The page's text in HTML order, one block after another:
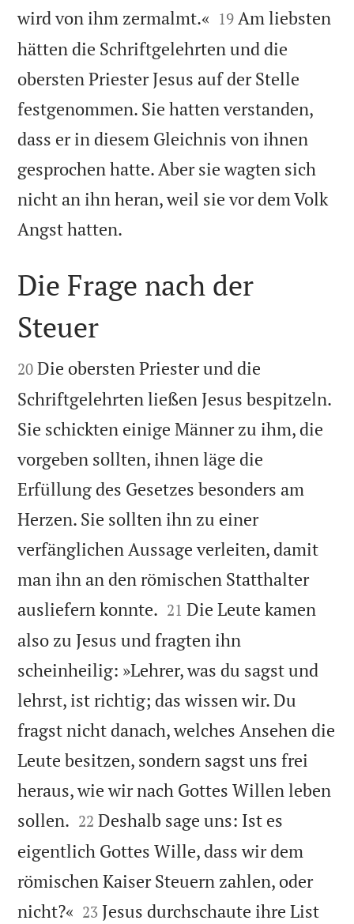
wird von ihm zermalmt.« 

19 Am liebsten
hätten die Schriftgelehrten und die
obersten Priester Jesus auf der Stelle
festgenommen. Sie hatten verstanden,
dass er in diesem Gleichnis von ihnen
gesprochen hatte. Aber sie wagten sich
nicht an ihn heran, weil sie vor dem Volk
Angst hatten.

Die Frage nach der
Steuer

20 Die obersten Priester und die
Schriftgelehrten ließen Jesus bespitzeln.
Sie schickten einige Männer zu ihm, die
vorgeben sollten, ihnen läge die
Erfüllung des Gesetzes besonders am
Herzen. Sie sollten ihn zu einer
verfänglichen Aussage verleiten, damit
man ihn an den römischen Statthalter
ausliefern konnte. 

21 Die Leute kamen
also zu Jesus und fragten ihn
scheinheilig: »Lehrer, was du sagst und
lehrst, ist richtig; das wissen wir. Du
fragst nicht danach, welches Ansehen die
Leute besitzen, sondern sagst uns frei
heraus, wie wir nach Gottes Willen leben
sollen. 

22 Deshalb sage uns: Ist es
eigentlich Gottes Wille, dass wir dem
römischen Kaiser Steuern zahlen, oder
nicht?« 

23 Jesus durchschaute ihre List